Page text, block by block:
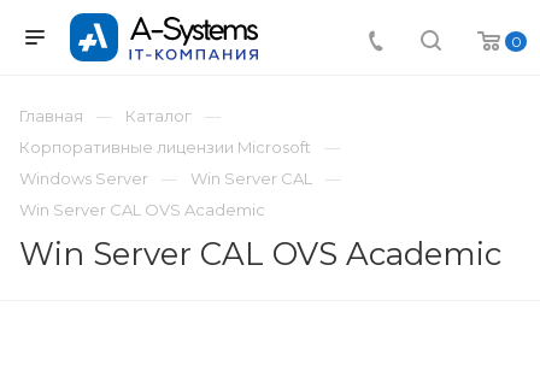
0
Главная
Каталог
Корпоративные лицензии Microsoft
Windows Server
Win Server CAL
Win Server CAL OVS Academic
Win Server CAL OVS Academic